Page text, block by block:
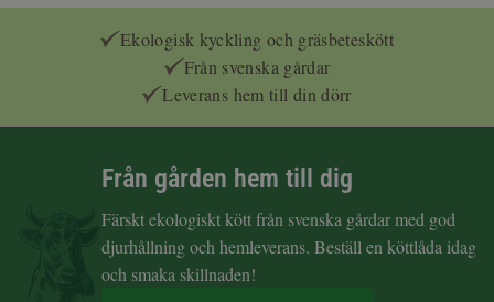
Ekologisk kyckling och gräsbeteskött
Från svenska gårdar
Leverans hem till din dörr
Från gården hem till dig
Färskt ekologiskt kött från svenska gårdar med god
djurhållning och hemleverans. Beställ en köttlåda idag
och smaka skillnaden!